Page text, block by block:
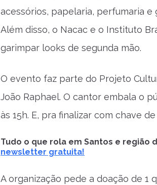
acessórios, papelaria, perfumaria
Além disso, o Nacac e o Instituto
garimpar looks de segunda mão.
O evento faz parte do Projeto
João Raphael. O cantor embala o
às 15h. E, pra finalizar com chave
Tudo o que rola em Santos e região
newsletter gratuita!
A organização pede a doação de 1